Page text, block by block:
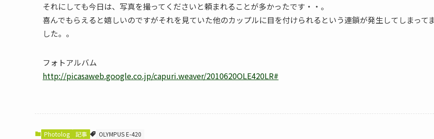
それにしても今日は、写真を撮ってくださいと頼まれることが多かったです・・。
喜んでもらえると嬉しいのですがそれを見ていた他のカップルに目を付けられるという連鎖が発生してしまって
した。。
フォトアルバム
http://picasaweb.google.co.jp/capuri.weaver/2010620OLE420LR#
Photolog 記事 OLYMPUS E-420